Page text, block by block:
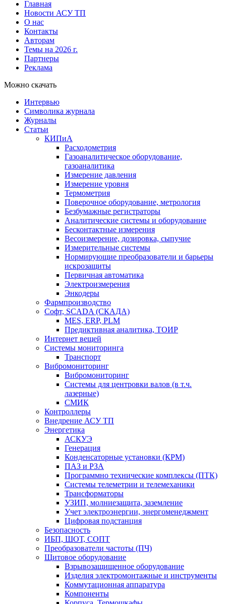
Главная
Новости АСУ ТП
О нас
Контакты
Авторам
Темы на 2026 г.
Партнеры
Реклама
Можно скачать
Интервью
Символика журнала
Журналы
Статьи
КИПиА
Расходометрия
Газоаналитическое оборудование,
газоаналитика
Измерение давления
Измерение уровня
Термометрия
Поверочное оборудование, метрология
Безбумажные регистраторы
Аналитические системы и оборудование
Бесконтактные измерения
Весоизмерение, дозировка, сыпучие
Измерительные системы
Нормирующие преобразователи и барьеры
искрозащиты
Первичная автоматика
Электроизмерения
Энкодеры
Фармпроизводство
Софт, SCADA (СКАДА)
MES, ERP, PLM
Предиктивная аналитика, ТОИР
Интернет вещей
Системы мониторинга
Транспорт
Вибромониторинг
Вибромониторинг
Системы для центровки валов (в т.ч.
лазерные)
СМИК
Контроллеры
Внедрение АСУ ТП
Энергетика
АСКУЭ
Генерация
Конденсаторные установки (КРМ)
ПАЗ и РЗА
Программно технические комплексы (ПТК)
Системы телеметрии и телемеханики
Трансформаторы
УЗИП, молниезащита, заземление
Учет электроэнергии, энергоменеджмент
Цифровая подстанция
Безопасность
ИБП, ШОТ, СОПТ
Преобразователи частоты (ПЧ)
Щитовое оборудование
Взрывозащищенное оборудование
Изделия электромонтажные и инструменты
Коммутационная аппаратура
Компоненты